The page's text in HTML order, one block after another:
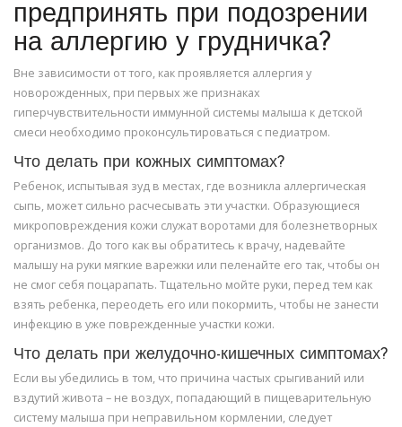
предпринять при подозрении
на аллергию у грудничка?
Вне зависимости от того, как проявляется аллергия у
новорожденных, при первых же признаках
гиперчувствительности иммунной системы малыша к детской
смеси необходимо проконсультироваться с педиатром.
Что делать при кожных симптомах?
Ребенок, испытывая зуд в местах, где возникла аллергическая
сыпь, может сильно расчесывать эти участки. Образующиеся
микроповреждения кожи служат воротами для болезнетворных
организмов. До того как вы обратитесь к врачу, надевайте
малышу на руки мягкие варежки или пеленайте его так, чтобы он
не смог себя поцарапать. Тщательно мойте руки, перед тем как
взять ребенка, переодеть его или покормить, чтобы не занести
инфекцию в уже поврежденные участки кожи.
Что делать при желудочно-кишечных симптомах?
Если вы убедились в том, что причина частых срыгиваний или
вздутий живота – не воздух, попадающий в пищеварительную
систему малыша при неправильном кормлении, следует